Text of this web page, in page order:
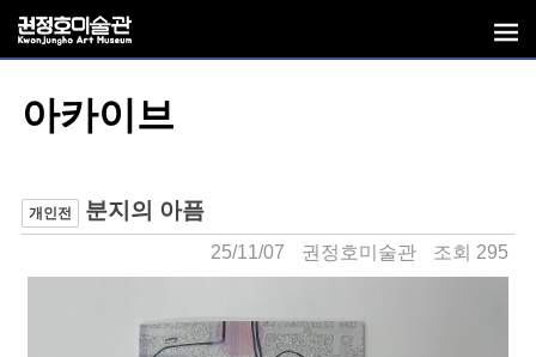
아카이브
개인전 분지의 아픔
25/11/07 권정호미술관 조회 295